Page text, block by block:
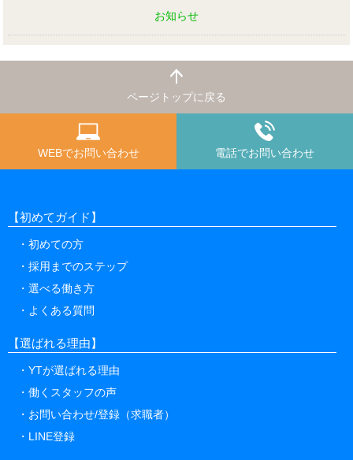
お知らせ
ページトップに戻る
WEBでお問い合わせ 電話でお問い合わせ
【初めてガイド】
初めての方
採用までのステップ
選べる働き方
よくある質問
【選ばれる理由】
YTが選ばれる理由
働くスタッフの声
お問い合わせ/登録（求職者）
LINE登録